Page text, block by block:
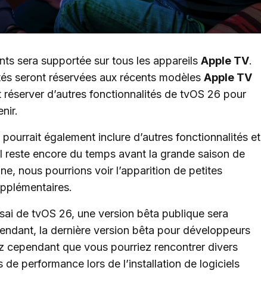
sera supportée sur tous les appareils Apple TV.
seront réservées aux récents modèles Apple TV
d’autres fonctionnalités de tvOS 26 pour
également inclure d’autres fonctionnalités et
reste encore du temps avant la grande saison de
nous pourrions voir l’apparition de petites
de tvOS 26, une version bêta publique sera
la dernière version bêta pour développeurs
cependant que vous pourriez rencontrer divers
performance lors de l’installation de logiciels